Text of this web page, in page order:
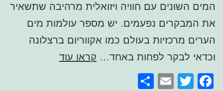
המים השונים עם חוויה ויזואלית מרהיבה שתשאיר
את המבקרים נפעמים. יש מספר עולמות מים
הערים מרכזיות בעולם כמו אקווריום ברצלונה
וכדאי לבקר לפחות באחד… קראו עודאקווריום
Facebook
Twitter
Email